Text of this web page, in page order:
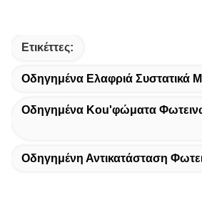
Ετικέττες:
Οδηγημένα Ελαφριά Συστατικά
Οδηγημένα Κοu'φώματα
Οδηγημένη Αντικατάσταση